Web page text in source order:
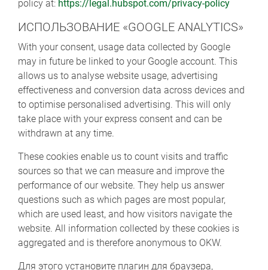
policy at: https://legal.hubspot.com/privacy-policy
ИСПОЛЬЗОВАНИЕ «GOOGLE ANALYTICS»
With your consent, usage data collected by Google
may in future be linked to your Google account. This
allows us to analyse website usage, advertising
effectiveness and conversion data across devices and
to optimise personalised advertising. This will only
take place with your express consent and can be
withdrawn at any time.
These cookies enable us to count visits and traffic
sources so that we can measure and improve the
performance of our website. They help us answer
questions such as which pages are most popular,
which are used least, and how visitors navigate the
website. All information collected by these cookies is
aggregated and is therefore anonymous to OKW.
Для этого установите плагин для браузера,